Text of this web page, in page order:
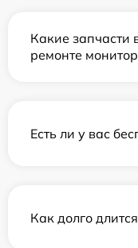
Какие запчасти
ремонте
Есть ли у вас
Как долго